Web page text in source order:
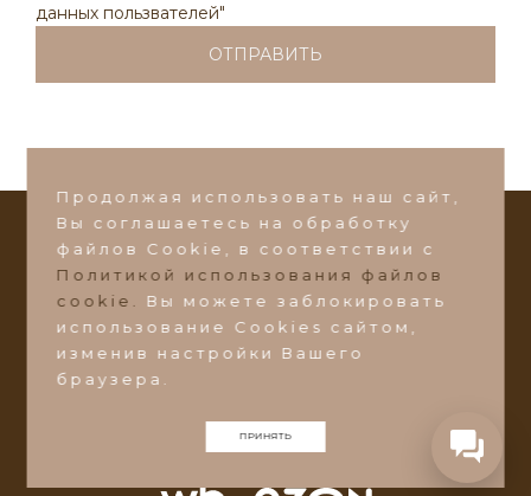
Продолжая использовать наш сайт,
Вы соглашаетесь на обработку
файлов Сookie, в соответствии с
Политикой использования файлов
cookie.
Вы можете заблокировать
использование Cookies сайтом,
изменив настройки Вашего
браузера.
ПРИНЯТЬ
данных пользвателей"
СТАТЬ ДИЛЕРОМ
©2026 Фабрика мебели "Добрый Стиль"
Ульяновская область, Барышский район, пос.
Поливаново, ул. Зеленая 1А
Написать в VK